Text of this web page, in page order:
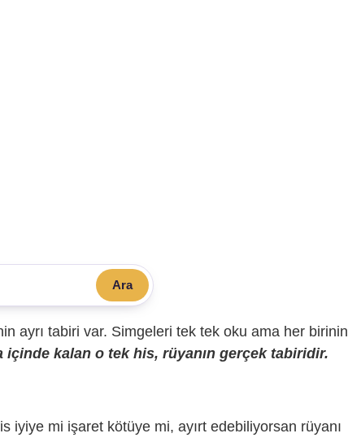
Ara
ayrı tabiri var. Simgeleri tek tek oku ama her birinin
içinde kalan o tek his, rüyanın gerçek tabiridir.
iyiye mi işaret kötüye mi, ayırt edebiliyorsan rüyanı